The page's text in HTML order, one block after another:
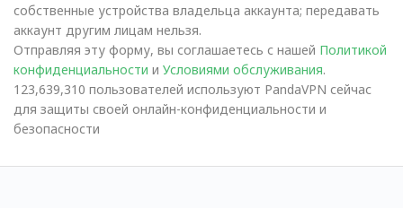
собственные устройства владельца аккаунта; передавать
аккаунт другим лицам нельзя.
Отправляя эту форму, вы соглашаетесь с нашей Политикой
конфиденциальности и Условиями обслуживания.
123,639,310 пользователей используют PandaVPN сейчас
для защиты своей онлайн-конфиденциальности и
безопасности